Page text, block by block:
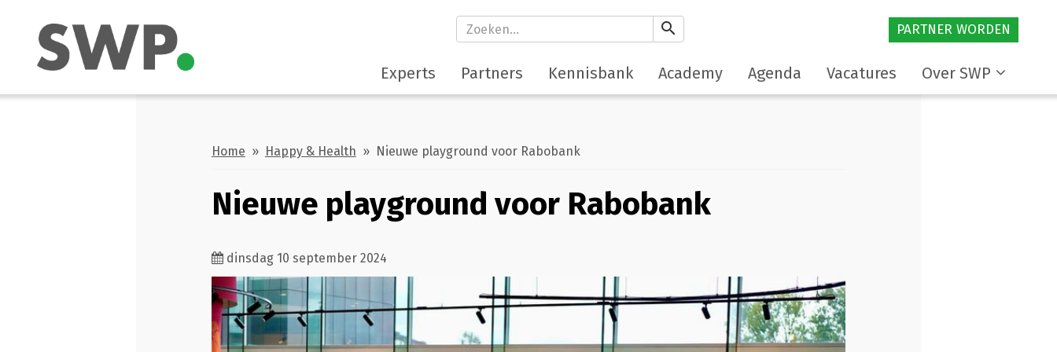
search PARTNER WORDEN
Experts Partners Kennisbank Academy Agenda Vacatures Over SWP
Home » Happy & Health » Nieuwe playground voor Rabobank
Nieuwe playground voor Rabobank
dinsdag 10 september 2024